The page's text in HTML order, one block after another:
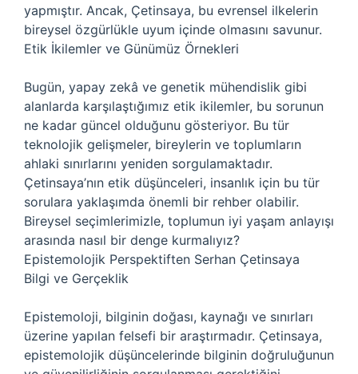
yapmıştır. Ancak, Çetinsaya, bu evrensel ilkelerin
bireysel özgürlükle uyum içinde olmasını savunur.
Etik İkilemler ve Günümüz Örnekleri
Bugün, yapay zekâ ve genetik mühendislik gibi
alanlarda karşılaştığımız etik ikilemler, bu sorunun
ne kadar güncel olduğunu gösteriyor. Bu tür
teknolojik gelişmeler, bireylerin ve toplumların
ahlaki sınırlarını yeniden sorgulamaktadır.
Çetinsaya’nın etik düşünceleri, insanlık için bu tür
sorulara yaklaşımda önemli bir rehber olabilir.
Bireysel seçimlerimizle, toplumun iyi yaşam anlayışı
arasında nasıl bir denge kurmalıyız?
Epistemolojik Perspektiften Serhan Çetinsaya
Bilgi ve Gerçeklik
Epistemoloji, bilginin doğası, kaynağı ve sınırları
üzerine yapılan felsefi bir araştırmadır. Çetinsaya,
epistemolojik düşüncelerinde bilginin doğruluğunun